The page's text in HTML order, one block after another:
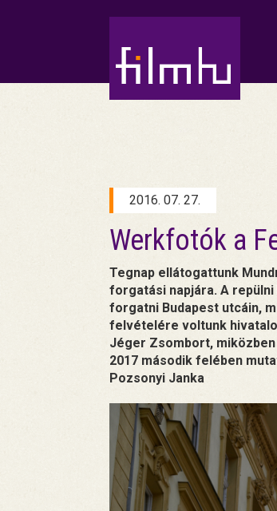
2016. 07. 27.
Werkfotók a
Tegnap ellátogattunk
forgatási napjára. A
forgatni Budapest utcáin,
felvételére voltunk
Jéger Zsombort,
2017 második felében
Pozsonyi Janka